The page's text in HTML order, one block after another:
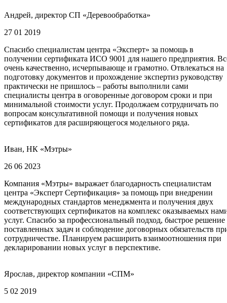
Андрей, директор СП «Деревообработка»
27 01 2019
Спасибо специалистам центра «Эксперт» за помощь в
получении сертификата ИСО 9001 для нашего предприятия.
очень качественно, исчерпывающе и грамотно. Отвлекаться на
подготовку документов и прохождение экспертиз руководству
практически не пришлось – работы выполнили сами
специалисты центра в оговоренные договором сроки и при
минимальной стоимости услуг. Продолжаем сотрудничать по
вопросам консультативной помощи и получения новых
сертификатов для расширяющегося модельного ряда.
Иван, НК «Мэтры»
26 06 2023
Компания «Мэтры» выражает благодарность специалистам
центра «Эксперт Сертификация» за помощь при внедрении
международных стандартов менеджмента и получения двух
соответствующих сертификатов на комплекс оказываемых
услуг. Спасибо за профессиональный подход, быстрое решение
поставленных задач и соблюдение договорных обязательств
сотрудничестве. Планируем расширить взаимоотношения при
декларировании новых услуг в перспективе.
Ярослав, директор компании «СПМ»
5 02 2019